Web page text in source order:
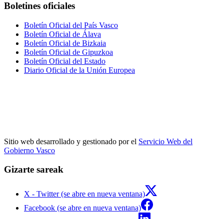
Boletines oficiales
Boletín Oficial del País Vasco
Boletín Oficial de Álava
Boletín Oficial de Bizkaia
Boletín Oficial de Gipuzkoa
Boletín Oficial del Estado
Diario Oficial de la Unión Europea
Sitio web desarrollado y gestionado por el Servicio Web del
Gobierno Vasco
Gizarte sareak
X - Twitter (se abre en nueva ventana)
Facebook (se abre en nueva ventana)